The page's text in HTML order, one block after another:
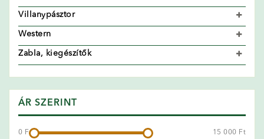
Villanypásztor
Western
Zabla, kiegészítők
ÁR SZERINT
0 Ft 15 000 Ft